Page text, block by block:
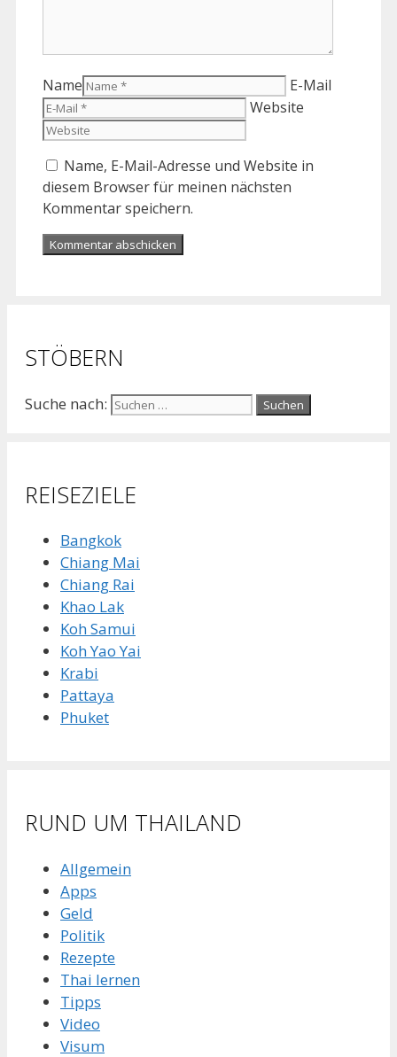
Name
E-Mail
Website
Name, E-Mail-Adresse und Website in
diesem Browser für meinen nächsten
Kommentar speichern.
STÖBERN
Suche nach:
REISEZIELE
Bangkok
Chiang Mai
Chiang Rai
Khao Lak
Koh Samui
Koh Yao Yai
Krabi
Pattaya
Phuket
RUND UM THAILAND
Allgemein
Apps
Geld
Politik
Rezepte
Thai lernen
Tipps
Video
Visum